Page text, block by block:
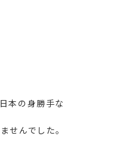
本の身勝手な
せんでした。